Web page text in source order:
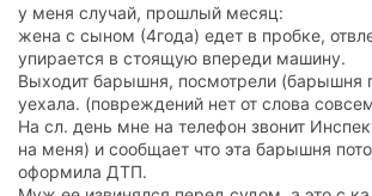
у меня случай, прошлый месяц:
жена с сыном (4года) едет в пробке,
упирается в стоящую впереди машину.
Выходит барышня, посмотрели (барышня
уехала. (повреждений нет от слова
На сл. день мне на телефон звонит
на меня) и сообщает что эта барышня
оформила ДТП.